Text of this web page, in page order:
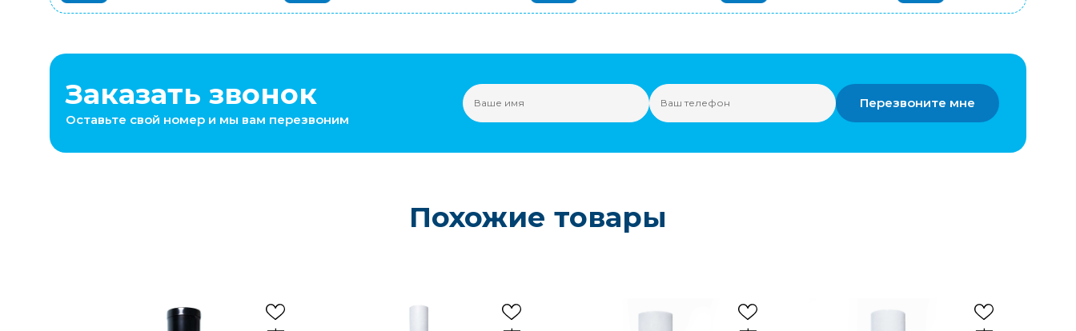
Заказать звонок
Оставьте свой номер и мы вам перезвоним
Перезвоните мне
Похожие товары